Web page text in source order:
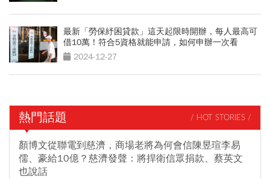
最新「勞保紓困貸款」這天起限時開辦，每人最高可
借10萬！符合5資格就能申請，如何申辦一次看
2024-12-27
熱門話題 / HOT STORIES /
顏博文從聯電到慈濟，商場老將為何會信陳昱瑄李易
儒、豪給10億？慈濟發聲：將捍衛信眾捐款、蔡英文
也說話